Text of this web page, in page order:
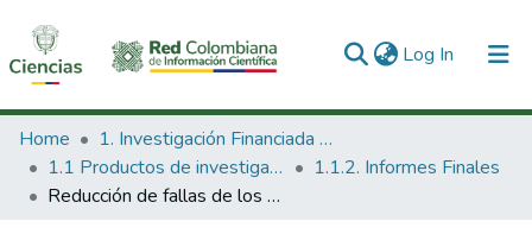
Log In (current)
Communities & Collections
All of DSpace
Home
1. Investigación Financiada con Recursos Públicos
1.1 Productos de investigación
1.1.2. Informes Finales
Reducción de fallas de los transformadores de distribución. Un estudio de casos y controles